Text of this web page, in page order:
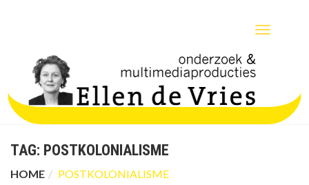
TOGGLE
TAG: POSTKOLONIALISME
HOME POSTKOLONIALISME